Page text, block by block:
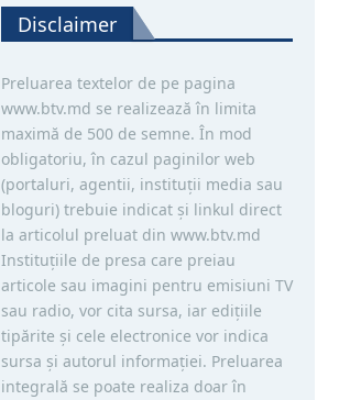
Disclaimer
Preluarea textelor de pe pagina
www.btv.md se realizează în limita
maximă de 500 de semne. În mod
obligatoriu, în cazul paginilor web
(portaluri, agentii, instituţii media sau
bloguri) trebuie indicat şi linkul direct
la articolul preluat din www.btv.md
Instituţiile de presa care preiau
articole sau imagini pentru emisiuni TV
sau radio, vor cita sursa, iar ediţiile
tipărite și cele electronice vor indica
sursa şi autorul informaţiei. Preluarea
integrală se poate realiza doar în